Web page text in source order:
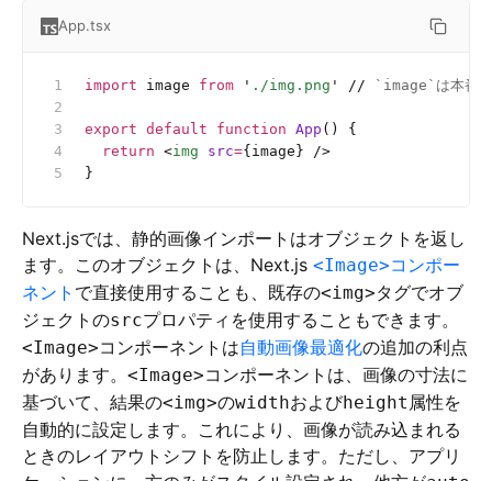
App.tsx
import image from ' ./img.png ' // `image`は本番
export default function App () {
  return
<img src={image} />
}
Next.jsでは、静的画像インポートはオブジェクトを返し
ます。このオブジェクトは、Next.js <Image>コンポー
ネント で直接使用することも、既存の<img>タグでオブ
ジェクトのsrcプロパティを使用することもできます。
<Image>コンポーネントは自動画像最適化の追加の利点
があります。 <Image>コンポーネントは、画像の寸法に
基づいて、結果の<img>のwidthおよびheight 属性を
自動的に設定します。これにより、画像が読み込まれる
ときのレイアウトシフトを防止します。ただし、アプリ